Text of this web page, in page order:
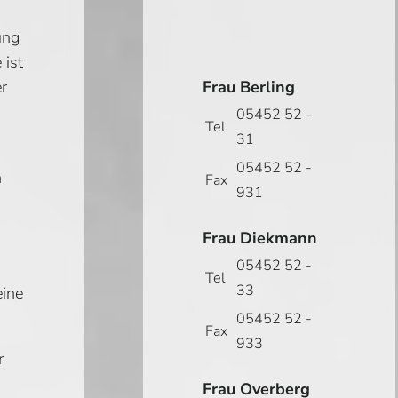
ist
Frau Berling
Tel
05452 52 -
31
Fax
05452 52 -
931
Frau Diekmann
Tel
05452 52 -
33
Fax
05452 52 -
933
Frau Overberg